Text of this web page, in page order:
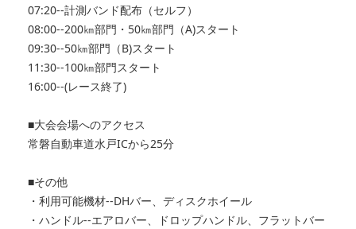
07:20--計測バンド配布（セルフ）
08:00--200㎞部門・50㎞部門（A)スタート
09:30--50㎞部門（B)スタート
11:30--100㎞部門スタート
16:00--(レース終了)
■大会会場へのアクセス
常磐自動車道水戸ICから25分
■その他
・利用可能機材--DHバー、ディスクホイール
・ハンドル--エアロバー、ドロップハンドル、フラットバー